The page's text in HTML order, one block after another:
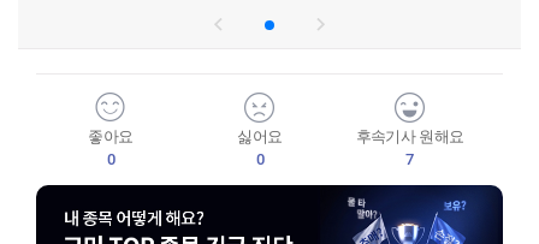
좋아요
0
싫어요
0
후속기사 원해요
7